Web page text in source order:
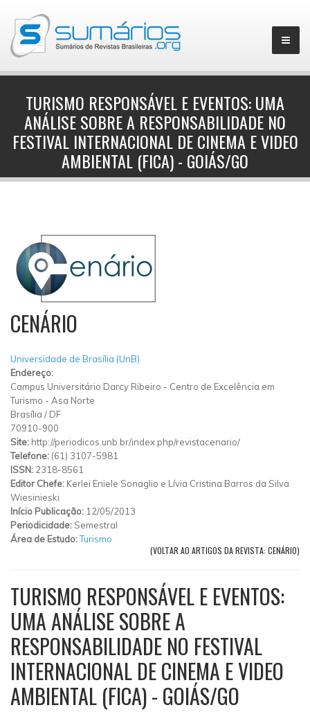
▼
TURISMO RESPONSÁVEL E EVENTOS: UMA
ANÁLISE SOBRE A RESPONSABILIDADE NO
FESTIVAL INTERNACIONAL DE CINEMA E VIDEO
AMBIENTAL (FICA) - GOIÁS/GO
CENÁRIO
Universidade de Brasília (UnB)
Endereço:
Campus Universitário Darcy Ribeiro - Centro de Excelência em
Turismo - Asa Norte
Brasília / DF
70910-900
Site: http://periodicos.unb.br/index.php/revistacenario/
Telefone: (61) 3107-5981
ISSN: 2318-8561
Editor Chefe: Kerlei Eniele Sonaglio e Lívia Cristina Barros da Silva
Wiesinieski
Início Publicação: 12/05/2013
Periodicidade: Semestral
Área de Estudo:Turismo
(VOLTAR AO ARTIGOS DA REVISTA: CENÁRIO)
TURISMO RESPONSÁVEL E EVENTOS:
UMA ANÁLISE SOBRE A
RESPONSABILIDADE NO FESTIVAL
INTERNACIONAL DE CINEMA E VIDEO
AMBIENTAL (FICA) - GOIÁS/GO